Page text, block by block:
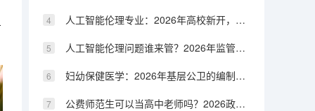
人工智能伦理专业：2026年高校新开，能进大厂吗？
人工智能伦理问题谁来管？2026年监管框架落地
妇幼保健医学：2026年基层公卫的编制新宠
公费师范生可以当高中老师吗？2026政策明确